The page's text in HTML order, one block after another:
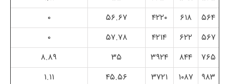
۵۶۴
۶۱۸ ۴۲۲۰ ۵۶.۶۷
۰
۵۶۷
۶۲۲ ۴۲۱۴ ۵۷.۷۸
۰
۷۶۵
۸۴۴ ۳۹۲۴ ۳۵
۸.۸۹
۹۸۳
۱۰۸۷ ۳۷۲۱ ۴۵.۵۶
۱.۱۱